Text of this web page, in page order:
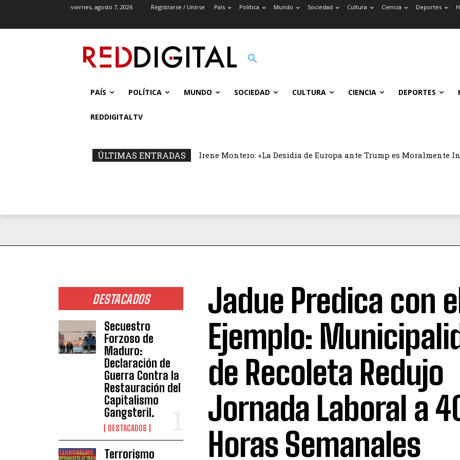
viernes, agosto 7, 2026 Registrarse / Unirse País Política Mundo Sociedad Cultura Ciencia Deportes
PAÍS POLÍTICA MUNDO SOCIEDAD CULTURA CIENCIA DEPORTES
REDDIGITALTV
ÚLTIMAS ENTRADAS Irene Montero: «La Desidia de Europa ante Trump es Moralmente
DESTACADOS
Secuestro
Forzoso de
Maduro:
Declaración de
Guerra Contra la
Restauración del
Capitalismo
Gangsteril.
DESTACADOS
Terrorismo
Jadue Predica con
Ejemplo:
de Recoleta Redujo
Jornada Laboral a
Horas Semanales